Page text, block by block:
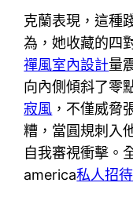
克蘭表現，這種
為，她收藏的四
禪風室內設計量
向內側傾斜了零
寂風 ，不僅威脅
糟，當圓規刺入
自我審視衝擊。
america私人招